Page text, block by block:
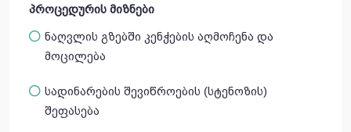
პროცედურის მიზნები
ნაღვლის გზებში კენჭების აღმოჩენა და
მოცილება
სადინარების შევიწროების (სტენოზის)
შეფასება